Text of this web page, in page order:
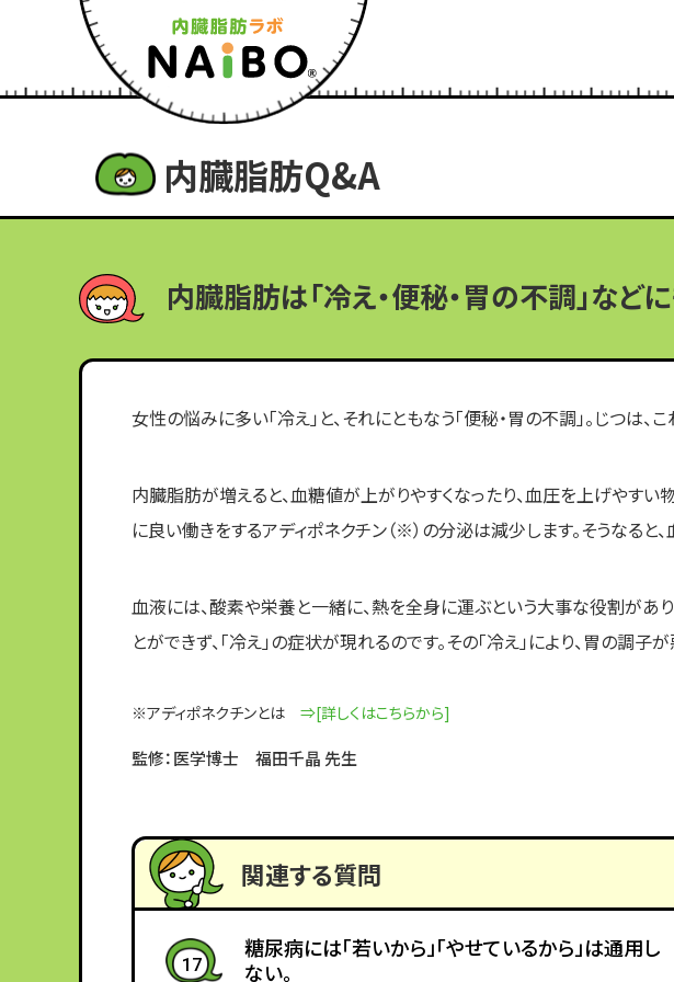
内臓脂肪Q&A
内臓脂肪は「冷え・便秘・胃の不調」など
女性の悩みに多い「冷え」と、それにともなう「便秘・胃の不調」。じつは
内臓脂肪が増えると、血糖値が上がりやすくなったり、血圧を上げやす
に良い働きをするアディポネクチン（※）の分泌は減少します。そうなると
血液には、酸素や栄養と一緒に、熱を全身に運ぶという大事な役割があり
とができず、「冷え」の症状が現れるのです。その「冷え」により、胃の調
※アディポネクチンとは ⇒[詳しくはこちらから]
監修：医学博士 福田千晶 先生
関連する質問
17
糖尿病には「若いから」「やせているから」は通用し
ない。